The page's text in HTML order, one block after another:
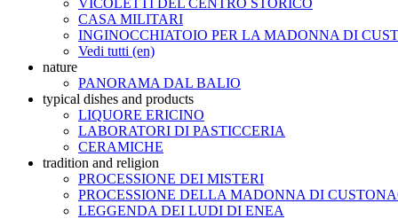
CASA MILITARI
INGINOCCHIATOIO PER LA MADONNA DI
Vedi tutti (en)
nature
PANORAMA DAL BALIO
typical dishes and products
LIQUORE ERICINO
LABORATORI DI PASTICCERIA
CERAMICHE
tradition and religion
PROCESSIONE DEI MISTERI
PROCESSIONE DELLA MADONNA DI
LEGGENDA DEI LUDI DI ENEA